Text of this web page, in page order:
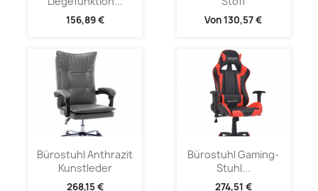
156,89 € Von130,57 €
Bürostuhl Anthrazit
Kunstleder
268,15 €
Bürostuhl Gaming-
Stuhl...
274,51 €